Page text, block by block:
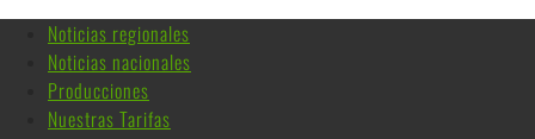
Noticias regionales
Noticias nacionales
Producciones
Nuestras Tarifas